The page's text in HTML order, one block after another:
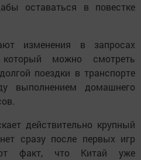
оставаться в повестке
изменения в запросах
можно смотреть
поездки в транспорте
выполнением домашнего
действительно крупный
сразу после первых игр
факт, что Китай уже